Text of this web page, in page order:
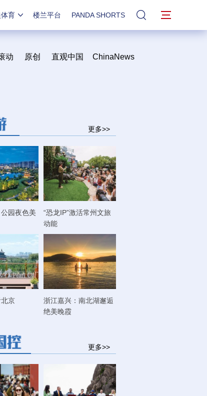
育 楼兰平台 PANDA SHORTS 站内搜索
动 原创 直观中国 ChinaNews
更多>>
园夜色美
“恐龙IP”激活常州文旅
动能
京
浙江嘉兴：南北湖邂逅
绝美晚霞
更多>>